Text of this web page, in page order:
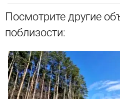
Посмотрите другие
поблизости: